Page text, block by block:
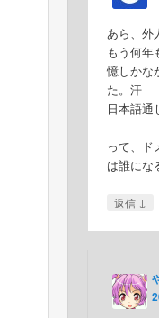
あら、外
もう何年
憶しかな
た。汗
日本語通
って、ド
は誰にな
返信 ↓